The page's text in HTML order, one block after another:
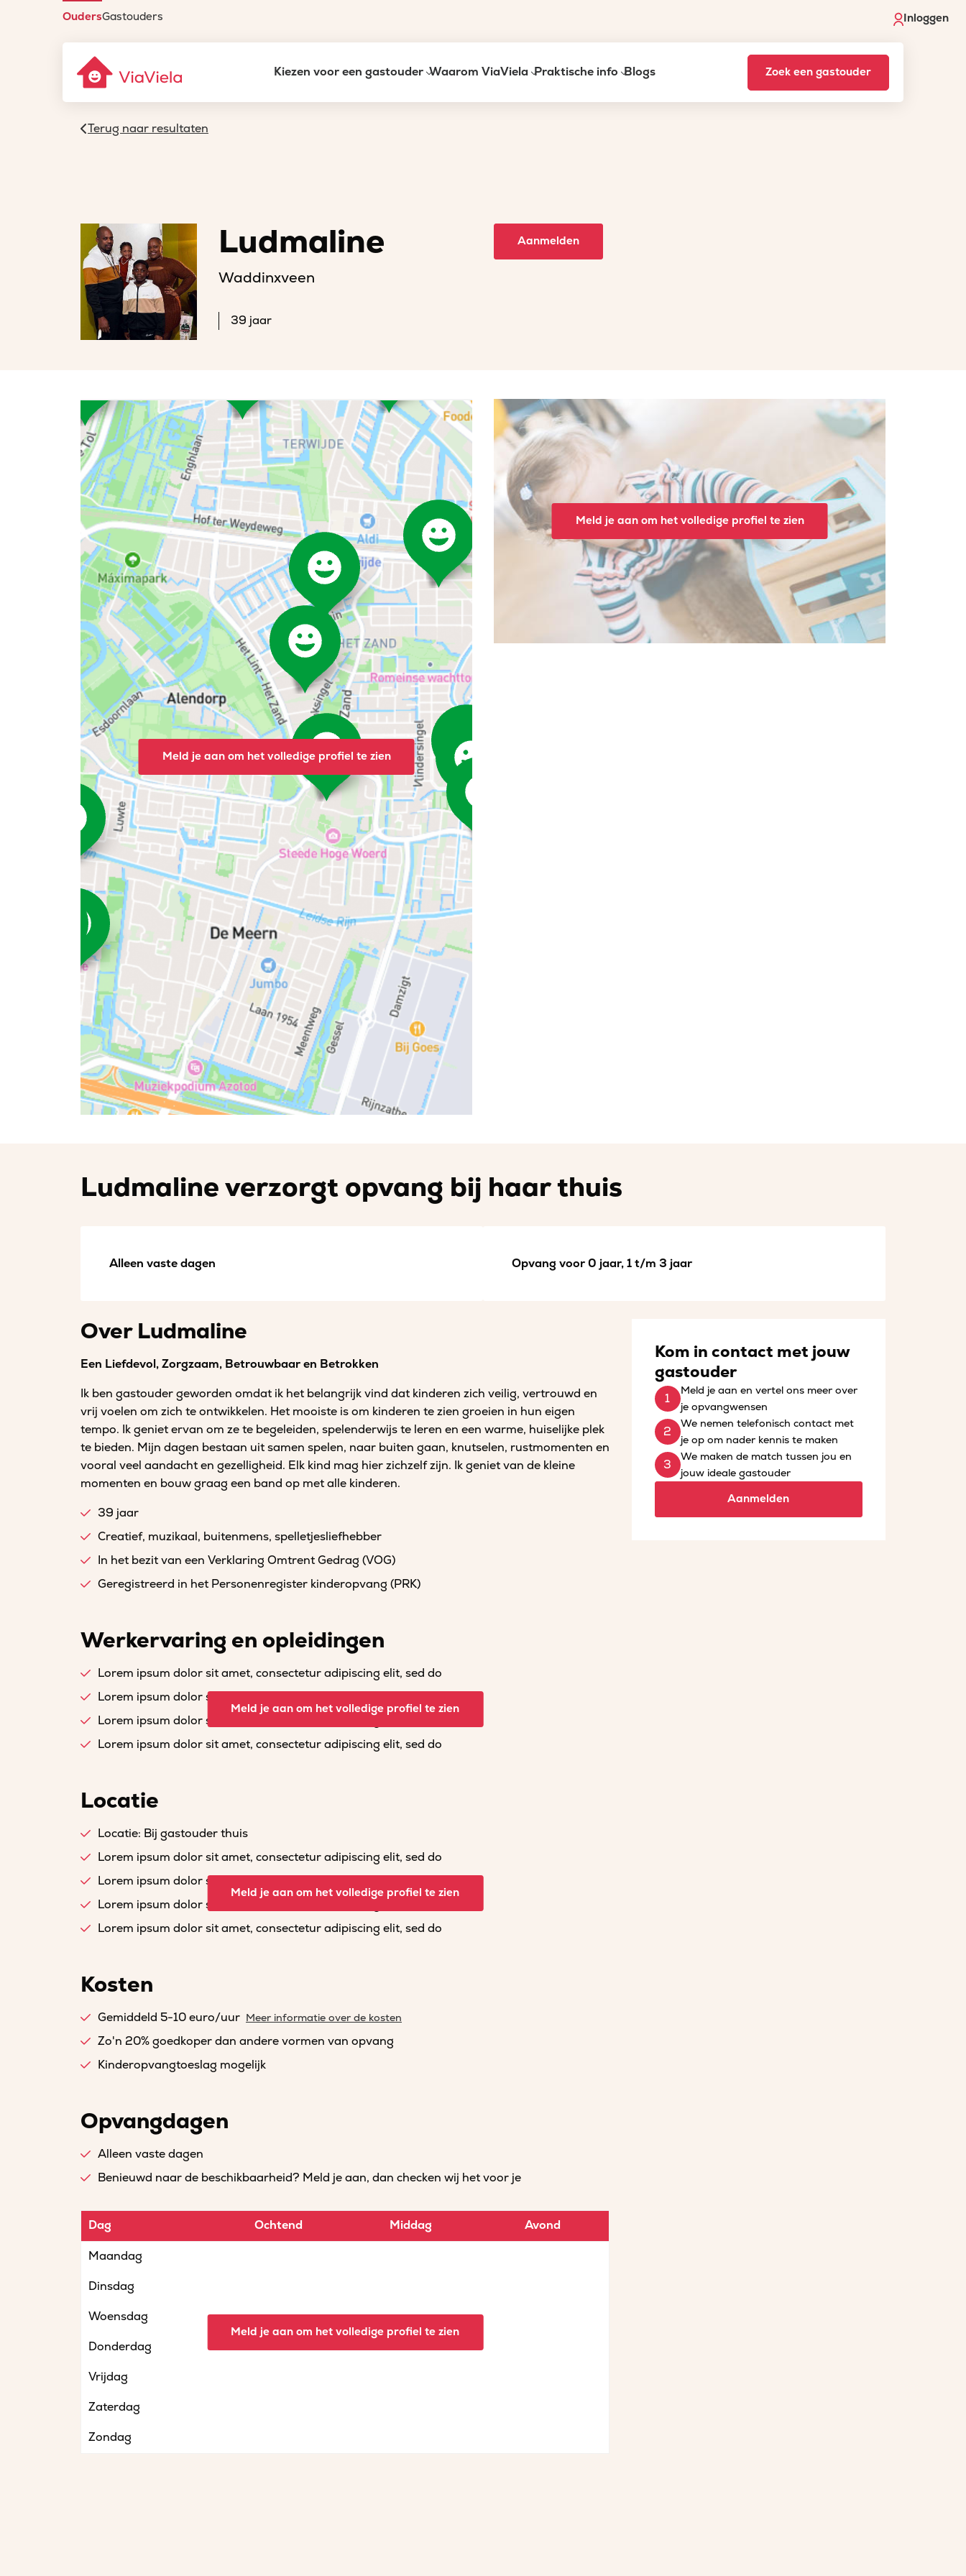
OudersGastouders Inloggen
Kiezen voor een gastouder Waarom ViaViela Praktische info Blogs Zoek een gastouder
Terug naar resultaten
Ludmaline
Waddinxveen
39 jaar
Aanmelden
Meld je aan om het volledige profiel te zien
Meld je aan om het volledige profiel te zien
Ludmaline verzorgt opvang bij haar thuis
Alleen vaste dagen Opvang voor 0 jaar, 1 t/m 3 jaar
Over Ludmaline
Een Liefdevol, Zorgzaam, Betrouwbaar en Betrokken
Ik ben gastouder geworden omdat ik het belangrijk vind dat kinderen zich veilig, vertrouwd en
vrij voelen om zich te ontwikkelen. Het mooiste is om kinderen te zien groeien in hun eigen
tempo. Ik geniet ervan om ze te begeleiden, spelenderwijs te leren en een warme, huiselijke plek
te bieden. Mijn dagen bestaan uit samen spelen, naar buiten gaan, knutselen, rustmomenten en
vooral veel aandacht en gezelligheid. Elk kind mag hier zichzelf zijn. Ik geniet van de kleine
momenten en bouw graag een band op met alle kinderen.
39 jaar
Creatief, muzikaal, buitenmens, spelletjesliefhebber
In het bezit van een Verklaring Omtrent Gedrag (VOG)
Geregistreerd in het Personenregister kinderopvang (PRK)
Kom in contact met jouw
gastouder
Meld je aan en vertel ons meer over
je opvangwensen
We nemen telefonisch contact met
je op om nader kennis te maken
We maken de match tussen jou en
jouw ideale gastouder
Aanmelden
Werkervaring en opleidingen
Lorem ipsum dolor sit amet, consectetur adipiscing elit, sed do
Lorem ipsum dolor sit amet, consectetur adipiscing elit, sed do
Lorem ipsum dolor sit amet, consectetur adipiscing elit, sed do
Lorem ipsum dolor sit amet, consectetur adipiscing elit, sed do
Meld je aan om het volledige profiel te zien
Locatie
Locatie: Bij gastouder thuis
Lorem ipsum dolor sit amet, consectetur adipiscing elit, sed do
Lorem ipsum dolor sit amet, consectetur adipiscing elit, sed do
Lorem ipsum dolor sit amet, consectetur adipiscing elit, sed do
Lorem ipsum dolor sit amet, consectetur adipiscing elit, sed do
Meld je aan om het volledige profiel te zien
Kosten
Gemiddeld 5-10 euro/uur Meer informatie over de kosten
Zo'n 20% goedkoper dan andere vormen van opvang
Kinderopvangtoeslag mogelijk
Opvangdagen
Alleen vaste dagen
Benieuwd naar de beschikbaarheid? Meld je aan, dan checken wij het voor je
Dag Ochtend Middag Avond
Maandag
Dinsdag
Woensdag
Donderdag
Vrijdag
Zaterdag
Zondag
Meld je aan om het volledige profiel te zien